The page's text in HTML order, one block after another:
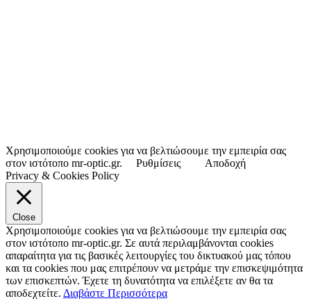
Χρησιμοποιούμε cookies για να βελτιώσουμε την εμπειρία σας
στον ιστότοπο mr-optic.gr.
Ρυθμίσεις
Αποδοχή
Privacy & Cookies Policy
Close
Χρησιμοποιούμε cookies για να βελτιώσουμε την εμπειρία σας
στον ιστότοπο mr-optic.gr. Σε αυτά περιλαμβάνονται cookies
απαραίτητα για τις βασικές λειτουργίες του δικτυακού μας τόπου
και τα cookies που μας επιτρέπουν να μετράμε την επισκεψιμότητα
των επισκεπτών. Έχετε τη δυνατότητα να επιλέξετε αν θα τα
αποδεχτείτε. Διαβάστε Περισσότερα